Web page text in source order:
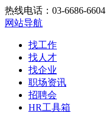
热线电话：03-6686-6604
网站导航
找工作
找人才
找企业
职场资讯
招聘会
HR工具箱